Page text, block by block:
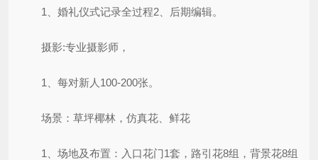
1、婚礼仪式记录全过程2、后期编辑。
摄影:专业摄影师，
1、每对新人100-200张。
场景：草坪椰林，仿真花、鲜花
1、场地及布置：入口花门1套，路引花8组，背景花8组